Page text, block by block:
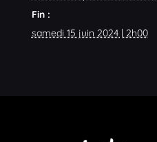
Fin :
samedi 15 juin 2024 | 2h00